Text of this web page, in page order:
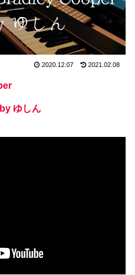
2020.12.07 2021.02.08
ゆしん